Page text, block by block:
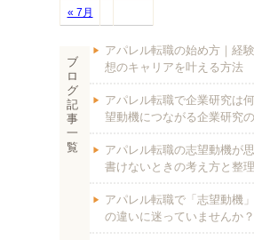
« 7月
ブ
ロ
グ
記
事
一
覧
アパレル転職の始め方｜経
想のキャリアを叶える方法
アパレル転職で企業研究は
望動機につながる企業研究
アパレル転職の志望動機が
書けないときの考え方と整
アパレル転職で「志望動機
の違いに迷っていませんか？